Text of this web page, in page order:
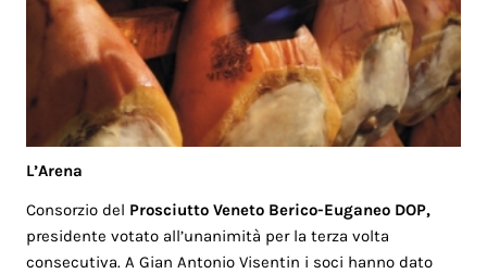
L’Arena
Consorzio del Prosciutto Veneto Berico-Euganeo DOP,
presidente votato all’unanimità per la terza volta
consecutiva. A Gian Antonio Visentin i soci hanno dato